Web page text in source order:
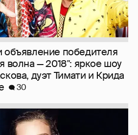
победителя
волна — 2018": яркое шоу
дуэт Тимати и Крида
30